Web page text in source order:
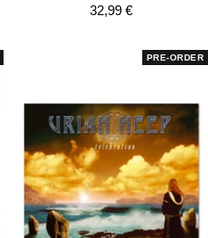
Angebotspreis
32,99 €
PRE-ORDER